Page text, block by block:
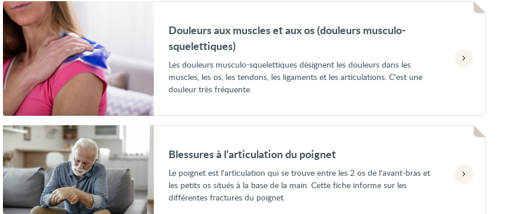
Voir
Douleurs
aux
muscles
et
aux
os
(douleurs
musculo-
squelettiques)
Douleurs aux muscles et aux os (douleurs musculo-
squelettiques)
Les douleurs musculo-squelettiques désignent les douleurs dans les
muscles, les os, les tendons, les ligaments et les articulations. C'est une
douleur très fréquente.
Voir
Blessures
l’articulation
du
poignet
Blessures à l’articulation du poignet
Le poignet est l'articulation qui se trouve entre les 2 os de l'avant-bras et
les petits os situés à la base de la main. Cette fiche informe sur les
différentes fractures du poignet.